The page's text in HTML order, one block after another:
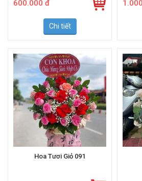
Chi tiết